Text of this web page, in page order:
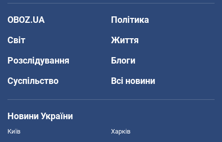
OBOZ.UA
Політика
Світ
Життя
Розслідування
Блоги
Суспільство
Всі новини
Новини України
Київ Харків